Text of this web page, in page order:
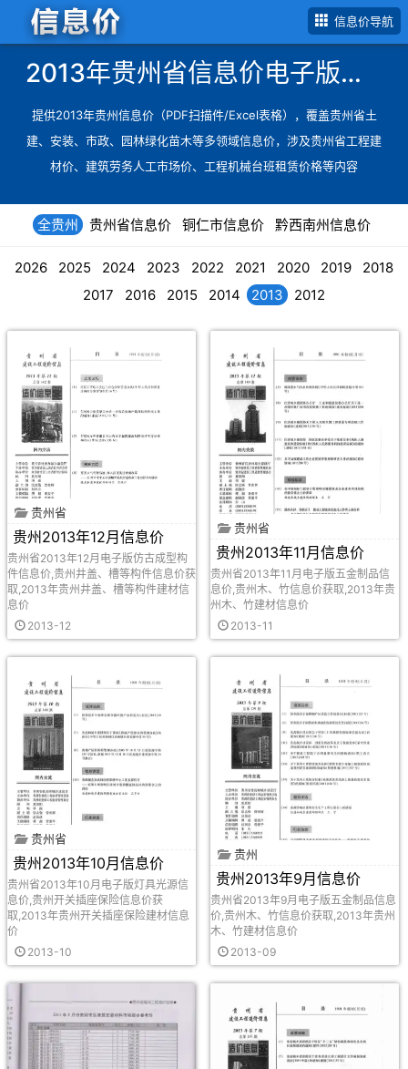
信息价导航
2013年贵州省信息价电子版下载
提供2013年贵州信息价（PDF扫描件/Excel表格） ，覆盖贵州省土
建、安装、市政、园林绿化苗木等多领域信息价，涉及贵州省工程建
材价、建筑劳务人工市场价、工程机械台班租赁价格等内容
全贵州 贵州省信息价 铜仁市信息价 黔西南州信息价
2026 2025 2024 2023 2022 2021 2020 2019
2018
2017
2016 2015 2014 2013 2012
贵州省
贵州2013年12月信息价
贵州省2013年12月电子版仿古成型构
件信息价,贵州井盖、槽等构件信息价获
取,2013年贵州井盖、槽等构件建材信
息价
2013-12
贵州省
贵州2013年11月信息价
贵州省2013年11月电子版五金制品信
息价,贵州木、竹信息价获取,2013年贵
州木、竹建材信息价
2013-11
贵州省
贵州2013年10月信息价
贵州省2013年10月电子版灯具光源信
息价,贵州开关插座保险信息价获
取,2013年贵州开关插座保险建材信息
价
2013-10
贵州
贵州2013年9月信息价
贵州省2013年9月电子版五金制品信息
价,贵州木、竹信息价获取,2013年贵州
木、竹建材信息价
2013-09